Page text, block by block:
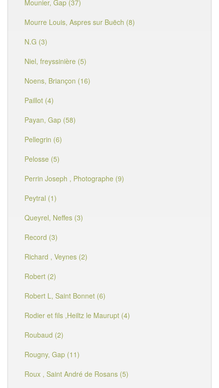
Mounier, Gap (37)
Mourre Louis, Aspres sur Buëch (8)
N.G (3)
Niel, freyssinière (5)
Noens, Briançon (16)
Paillot (4)
Payan, Gap (58)
Pellegrin (6)
Pelosse (5)
Perrin Joseph , Photographe (9)
Peytral (1)
Queyrel, Neffes (3)
Record (3)
Richard , Veynes (2)
Robert (2)
Robert L, Saint Bonnet (6)
Rodier et fils ,Heiltz le Maurupt (4)
Roubaud (2)
Rougny, Gap (11)
Roux , Saint André de Rosans (5)